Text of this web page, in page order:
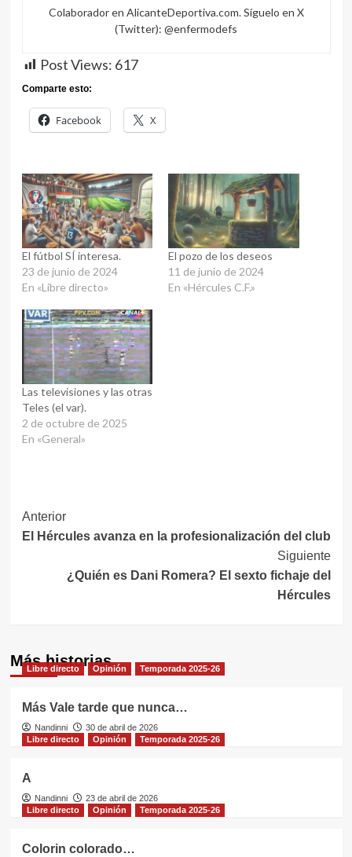
Colaborador en AlicanteDeportiva.com. Síguelo en X
(Twitter): @enfermodefs
Post Views: 617
Comparte esto:
Facebook X
El fútbol SÍ interesa.
23 de junio de 2024
En «Libre directo»
El pozo de los deseos
11 de junio de 2024
En «Hércules C.F.»
Las televisiones y las otras
Teles (el var).
2 de octubre de 2025
En «General»
Navegación
de
entradas
Anterior
El Hércules avanza en la profesionalización del club
Siguiente
¿Quién es Dani Romera? El sexto fichaje del
Hércules
Más historias
Libre directo Opinión Temporada 2025-26
Más Vale tarde que nunca…
Nandinni
30 de abril de 2026
Libre directo
Opinión Temporada 2025-26
A
Nandinni
23 de abril de 2026
Libre directo
Opinión Temporada 2025-26
Colorin colorado…